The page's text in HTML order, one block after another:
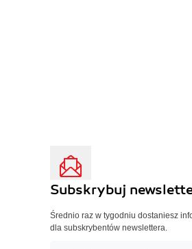
Subskrybuj
Średnio raz w tygodniu dostaniesz
dla subskrybentów newslettera.